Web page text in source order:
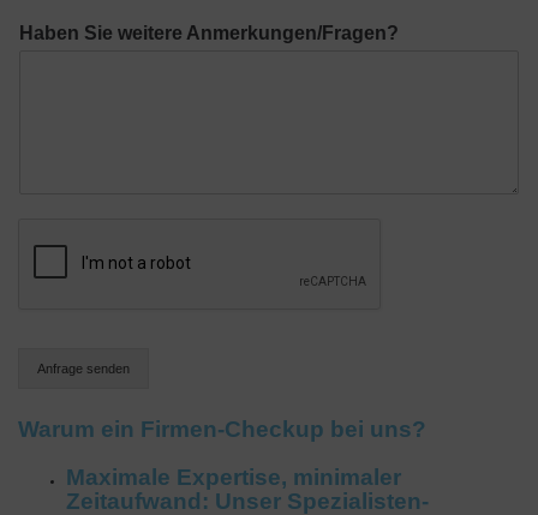
?Haben Sie weitere Anmerkungen/Fragen?
Anfrage senden
Warum ein Firmen-Checkup bei uns?
Maximale Expertise, minimaler
Zeitaufwand: Unser Spezialisten-